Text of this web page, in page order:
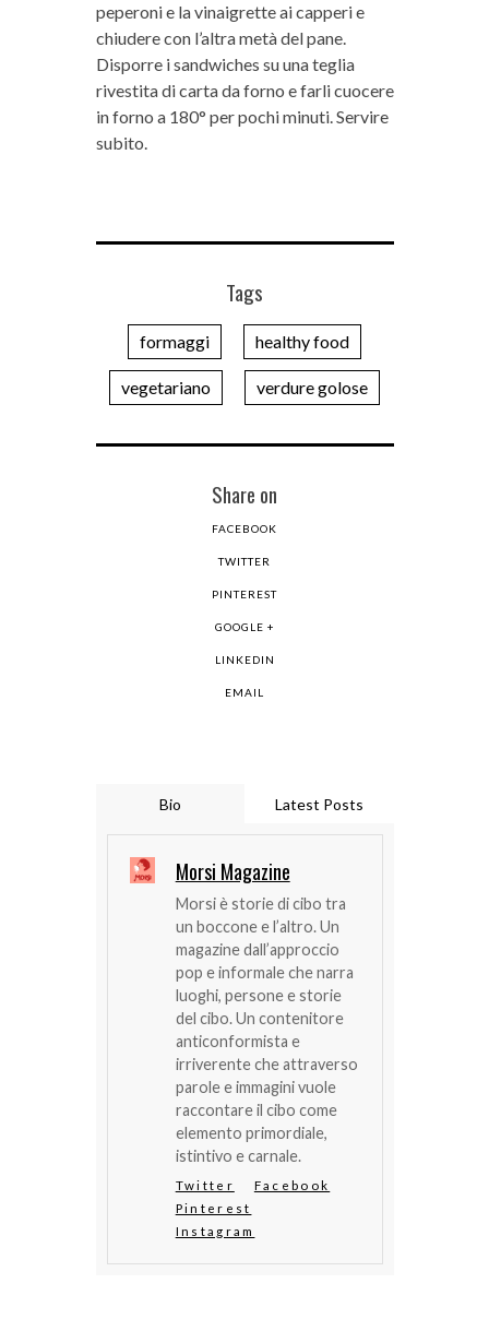
peperoni e la vinaigrette ai capperi e
chiudere con l’altra metà del pane.
Disporre i sandwiches su una teglia
rivestita di carta da forno e farli cuocere
in forno a 180° per pochi minuti. Servire
subito.
Tags
formaggi healthy food
vegetariano verdure golose
Share on
FACEBOOK
TWITTER
PINTEREST
GOOGLE +
LINKEDIN
EMAIL
Bio Latest Posts
Morsi Magazine
Morsi è storie di cibo tra
un boccone e l’altro. Un
magazine dall’approccio
pop e informale che narra
luoghi, persone e storie
del cibo. Un contenitore
anticonformista e
irriverente che attraverso
parole e immagini vuole
raccontare il cibo come
elemento primordiale,
istintivo e carnale.
Twitter
Facebook
Pinterest
Instagram